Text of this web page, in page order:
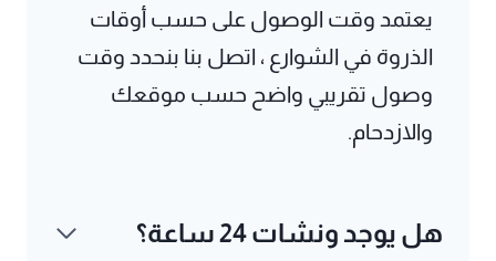
يعتمد وقت الوصول على حسب أوقات
الذروة في الشوارع ، اتصل بنا بنحدد وقت
وصول تقريبي واضح حسب موقعك
والازدحام.
هل يوجد ونشات 24 ساعة؟